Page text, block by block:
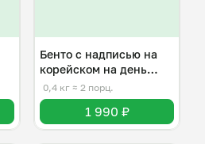
Бенто с надписью на
корейском на день
рождения
0,4 кг ≈ 2 порц.
1 990 ₽